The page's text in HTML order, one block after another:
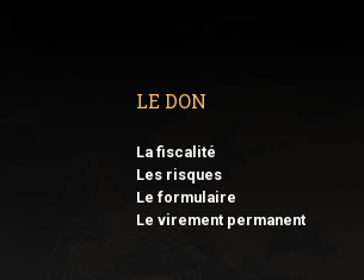
LE DON
La fiscalité
Les risques
Le formulaire
Le virement permanent